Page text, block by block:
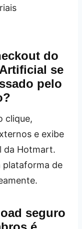
do
se
pelo
clique,
e exibe
da Hotmart.
plataforma de
seguro